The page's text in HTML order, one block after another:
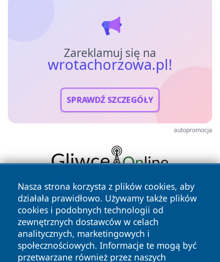
Zareklamuj się na
wrotachorzowa.pl!
SPRAWDŹ SZCZEGÓŁY
autopromocja
Nasza strona korzysta z plików cookies, aby
działała prawidłowo. Używamy także plików
cookies i podobnych technologii od
zewnętrznych dostawców w celach
analitycznych, marketingowych i
społecznościowych. Informacje te mogą być
przetwarzane również przez naszych
Copyright © 2026 wrotachorzowa.pl Wszystkie prawa
zastrzeżone.